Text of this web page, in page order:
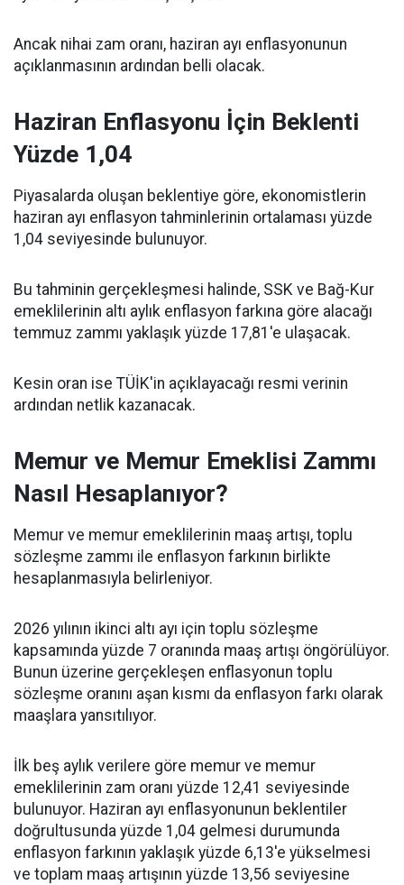
Ancak nihai zam oranı, haziran ayı enflasyonunun
açıklanmasının ardından belli olacak.
Haziran Enflasyonu İçin Beklenti
Yüzde 1,04
Piyasalarda oluşan beklentiye göre, ekonomistlerin
haziran ayı enflasyon tahminlerinin ortalaması yüzde
1,04 seviyesinde bulunuyor.
Bu tahminin gerçekleşmesi halinde, SSK ve Bağ-Kur
emeklilerinin altı aylık enflasyon farkına göre alacağı
temmuz zammı yaklaşık yüzde 17,81'e ulaşacak.
Kesin oran ise TÜİK'in açıklayacağı resmi verinin
ardından netlik kazanacak.
Memur ve Memur Emeklisi Zammı
Nasıl Hesaplanıyor?
Memur ve memur emeklilerinin maaş artışı, toplu
sözleşme zammı ile enflasyon farkının birlikte
hesaplanmasıyla belirleniyor.
2026 yılının ikinci altı ayı için toplu sözleşme
kapsamında yüzde 7 oranında maaş artışı öngörülüyor.
Bunun üzerine gerçekleşen enflasyonun toplu
sözleşme oranını aşan kısmı da enflasyon farkı olarak
maaşlara yansıtılıyor.
İlk beş aylık verilere göre memur ve memur
emeklilerinin zam oranı yüzde 12,41 seviyesinde
bulunuyor. Haziran ayı enflasyonunun beklentiler
doğrultusunda yüzde 1,04 gelmesi durumunda
enflasyon farkının yaklaşık yüzde 6,13'e yükselmesi
ve toplam maaş artışının yüzde 13,56 seviyesine